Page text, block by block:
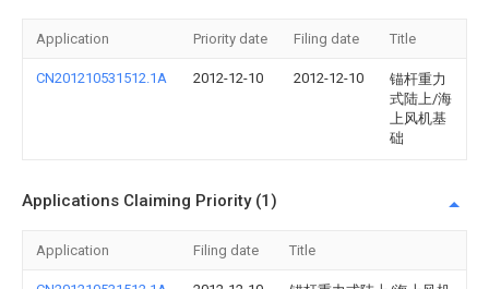
Application Priority date Filing date Title
CN201210531512.1A 2012-12-10 2012-12-10
锚杆重力
式陆上/海
上风机基
础
Applications Claiming Priority (1)
Application Filing date Title